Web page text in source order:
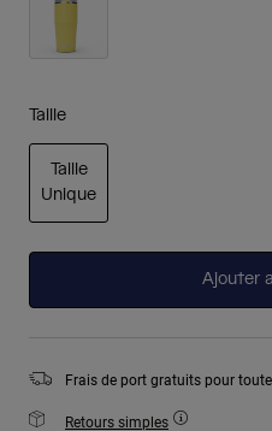
Taille
Taille
Unique
Ajouter
Frais de port gratuits pour
Retours simples